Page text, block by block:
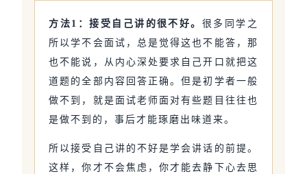
方法1：接受自己讲的很不好。 很多同学之
所以学不会面试，总是觉得这也不能答，那
也不能说，从内心深处要求自己开口就把这
道题的全部内容回答正确。但是初学者一般
做不到，就是面试老师面对有些题目往往也
是做不到的，事后才能琢磨出味道来。
所以接受自己讲的不好是学会讲话的前提。
这样，你才不会焦虑，你才能去静下心去思